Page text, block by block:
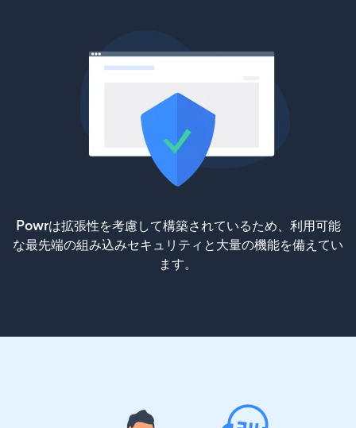
Powrは拡張性を考慮して構築されているため、利用可能
な最先端の組み込みセキュリティと大量の機能を備えてい
ます。